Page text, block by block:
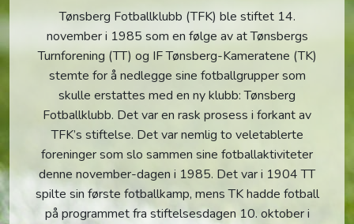
Tønsberg Fotballklubb (TFK) ble stiftet 14.
november i 1985 som en følge av at Tønsbergs
Turnforening (TT) og IF Tønsberg-Kameratene (TK)
stemte for å nedlegge sine fotballgrupper som
skulle erstattes med en ny klubb: Tønsberg
Fotballklubb. Det var en rask prosess i forkant av
TFK’s stiftelse. Det var nemlig to veletablerte
foreninger som slo sammen sine fotballaktiviteter
denne november-dagen i 1985. Det var i 1904 TT
spilte sin første fotballkamp, mens TK hadde fotball
på programmet fra stiftelsesdagen 10. oktober i